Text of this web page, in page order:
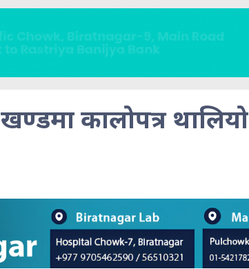
खण्डमा कालोपत्र थालियो